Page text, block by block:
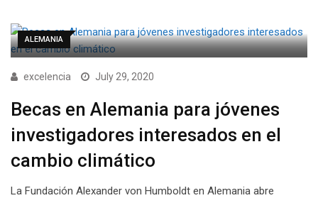
ALEMANIA
excelencia July 29, 2020
Becas en Alemania para jóvenes
investigadores interesados en el
cambio climático
La Fundación Alexander von Humboldt en Alemania abre